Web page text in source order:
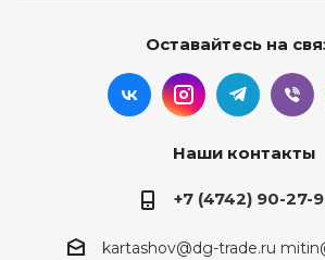
Оставайтесь на
Наши контакты
+7 (4742) 90-27-
kartashov@dg-trade.ru